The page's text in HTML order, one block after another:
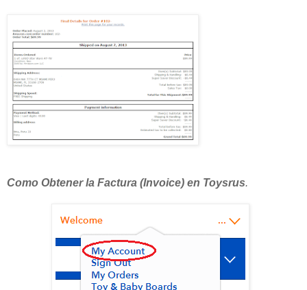
Como Obtener la Factura (Invoice) en Toysrus.